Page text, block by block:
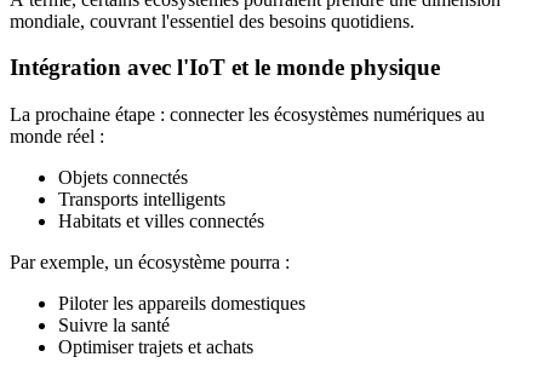
mondiale, couvrant l'essentiel des besoins quotidiens.
Intégration avec l'IoT et le monde physique
La prochaine étape : connecter les écosystèmes numériques au
monde réel :
Objets connectés
Transports intelligents
Habitats et villes connectés
Par exemple, un écosystème pourra :
Piloter les appareils domestiques
Suivre la santé
Optimiser trajets et achats